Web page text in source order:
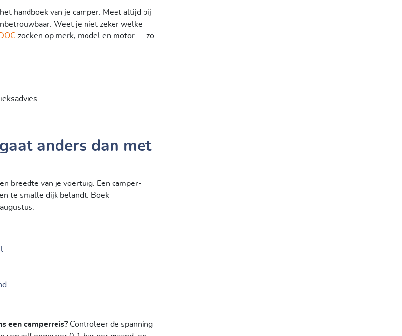
handboek van je camper. Meet altijd bij
Weet je niet zeker welke
zoeken op merk, model en motor — zo
anders dan met
breedte van je voertuig. Een camper-
te smalle dijk belandt. Boek
een camperreis? Controleer de spanning